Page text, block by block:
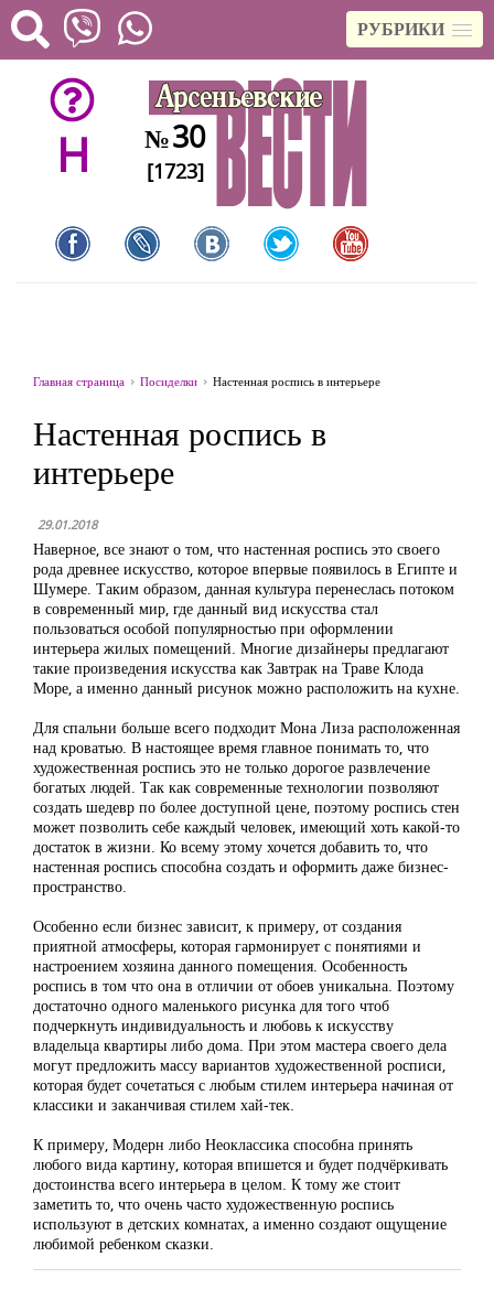
РУБРИКИ
H №30
[1723]
Главная страница Посиделки Настенная роспись в интерьере
Настенная роспись в
интерьере
29.01.2018
Наверное, все знают о том, что настенная роспись это своего
рода древнее искусство, которое впервые появилось в Египте и
Шумере. Таким образом, данная культура перенеслась потоком
в современный мир, где данный вид искусства стал
пользоваться особой популярностью при оформлении
интерьера жилых помещений. Многие дизайнеры предлагают
такие произведения искусства как Завтрак на Траве Клода
Море, а именно данный рисунок можно расположить на кухне.
Для спальни больше всего подходит Мона Лиза расположенная
над кроватью. В настоящее время главное понимать то, что
художественная роспись это не только дорогое развлечение
богатых людей. Так как современные технологии позволяют
создать шедевр по более доступной цене, поэтому роспись стен
может позволить себе каждый человек, имеющий хоть какой-то
достаток в жизни. Ко всему этому хочется добавить то, что
настенная роспись способна создать и оформить даже бизнес-
пространство.
Особенно если бизнес зависит, к примеру, от создания
приятной атмосферы, которая гармонирует с понятиями и
настроением хозяина данного помещения. Особенность
роспись в том что она в отличии от обоев уникальна. Поэтому
достаточно одного маленького рисунка для того чтоб
подчеркнуть индивидуальность и любовь к искусству
владельца квартиры либо дома. При этом мастера своего дела
могут предложить массу вариантов художественной росписи,
которая будет сочетаться с любым стилем интерьера начиная от
классики и заканчивая стилем хай-тек.
К примеру, Модерн либо Неоклассика способна принять
любого вида картину, которая впишется и будет подчёркивать
достоинства всего интерьера в целом. К тому же стоит
заметить то, что очень часто художественную роспись
используют в детских комнатах, а именно создают ощущение
любимой ребенком сказки.